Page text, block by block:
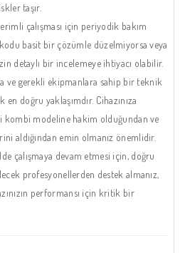
taşır.
çalışması için periyodik bakım
basit bir çözümle düzelmiyorsa veya
detaylı bir incelemeye ihtiyacı olabilir.
ve gerekli ekipmanlara sahip bir teknik
doğru yaklaşımdır. Cihazınıza
kombi modeline hakim olduğundan ve
aldığından emin olmanız önemlidir.
çalışmaya devam etmesi için, doğru
profesyonellerden destek almanız,
performansı için kritik bir